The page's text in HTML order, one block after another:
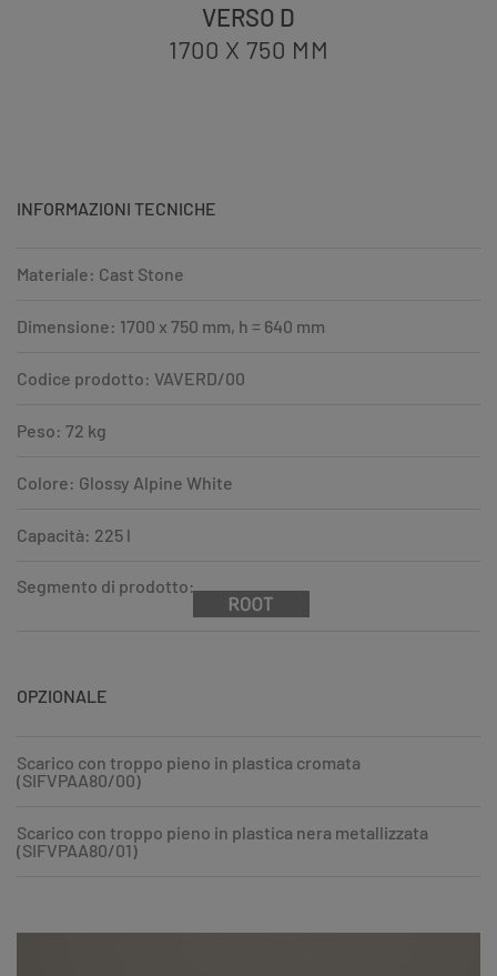
VERSO D
1700 X 750 MM
INFORMAZIONI TECNICHE
Materiale: Cast Stone
Dimensione: 1700 x 750 mm, h = 640 mm
Codice prodotto: VAVERD/00
Peso: 72 kg
Colore: Glossy Alpine White
Capacità: 225 l
Segmento di prodotto:
OPZIONALE
Scarico con troppo pieno in plastica cromata
(SIFVPAA80/00)
Scarico con troppo pieno in plastica nera metallizzata
(SIFVPAA80/01)